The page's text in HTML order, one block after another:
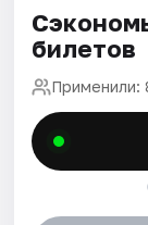
билетов
Применили: